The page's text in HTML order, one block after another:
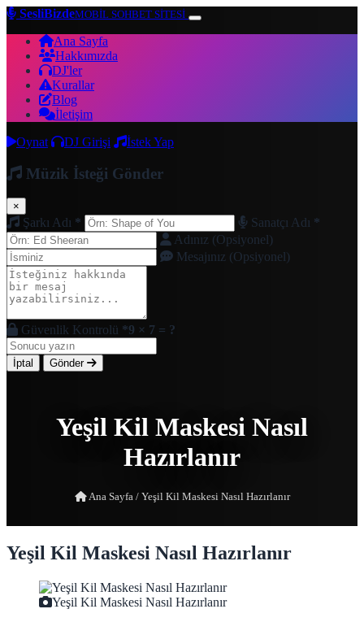
SesliBizdeMOBİL SOHBET SİTESİ
Ana Sayfa
Hakkımızda
DJ'ler
Kurallar
Blog
İletişim
Oynat
DJ Girişi İstek Yap
Müzik İsteği Gönder
×
Şarkı Adı * Sanatçı Adı *
Adınız (Opsiyonel)
Mesajınız (Opsiyonel)
Güvenlik Kontrolü *9 × 7 = ?
İptal Gönder
Yeşil Kil Maskesi Nasıl
Hazırlanır
Ana Sayfa /Yeşil Kil Maskesi Nasıl Hazırlanır
Yeşil Kil Maskesi Nasıl Hazırlanır
Yeşil Kil Maskesi Nasıl Hazırlanır